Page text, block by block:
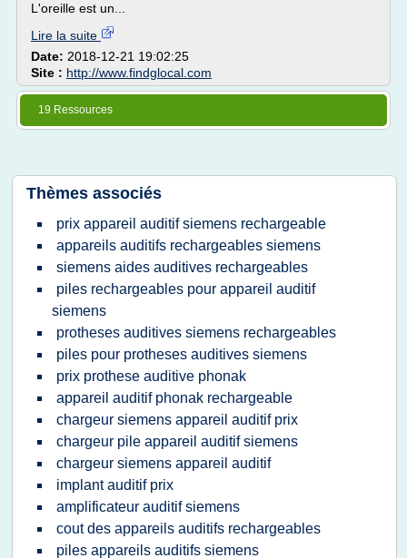
L'oreille est un...
Lire la suite
Date: 2018-12-21 19:02:25
Site : http://www.findglocal.com
19 Ressources
Thèmes associés
prix appareil auditif siemens rechargeable
appareils auditifs rechargeables siemens
siemens aides auditives rechargeables
piles rechargeables pour appareil auditif
siemens
protheses auditives siemens rechargeables
piles pour protheses auditives siemens
prix prothese auditive phonak
appareil auditif phonak rechargeable
chargeur siemens appareil auditif prix
chargeur pile appareil auditif siemens
chargeur siemens appareil auditif
implant auditif prix
amplificateur auditif siemens
cout des appareils auditifs rechargeables
piles appareils auditifs siemens